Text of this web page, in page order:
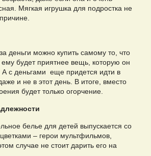
Мягкая игрушка для подростка не
деньги можно купить самому то, что
ему будет приятнее вещь, которую он
А с деньгами еще придется идти в
и не в этот день. В итоге, вместо
будет только огорчение.
белье для детей выпускается со
– герои мультфильмов,
случае не стоит дарить его на